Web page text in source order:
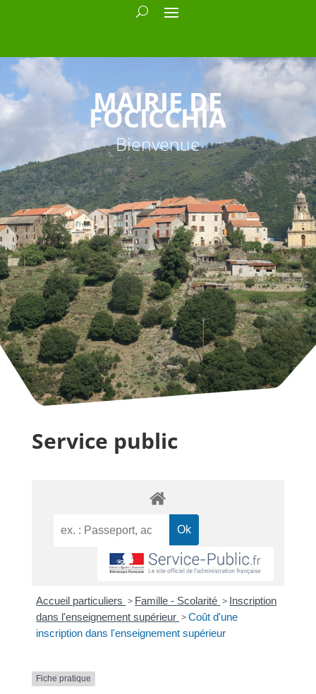
MAIRIE DE
FOCICCHIA
Bienvenue
Service public
Accueil particuliers > Famille - Scolarité > Inscription
dans l'enseignement supérieur >Coût d'une
inscription dans l'enseignement supérieur
Fiche pratique